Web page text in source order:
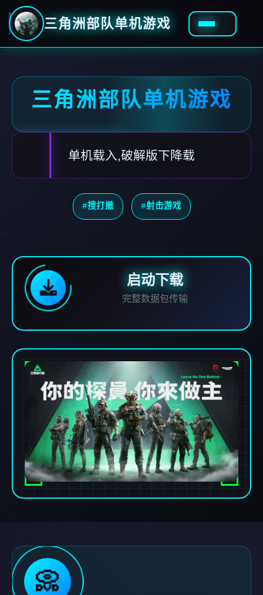
三角洲部队单机游戏
三角洲部队单机游戏
单机载入,破解版下降载
#搜打撤 #射击游戏
启动下载
完整数据包传输
📀